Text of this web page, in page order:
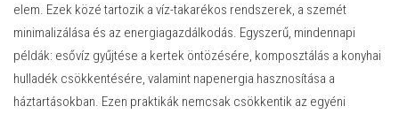
elem. Ezek közé tartozik a víz-takarékos rendszerek, a szemét
minimalizálása és az energiagazdálkodás. Egyszerű, mindennapi
példák: esővíz gyűjtése a kertek öntözésére, komposztálás a konyhai
hulladék csökkentésére, valamint napenergia hasznosítása a
háztartásokban. Ezen praktikák nemcsak csökkentik az egyéni